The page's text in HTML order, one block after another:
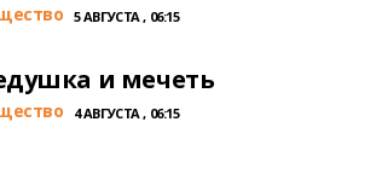
5 АВГУСТА , 06:15
и мечеть
4 АВГУСТА , 06:15